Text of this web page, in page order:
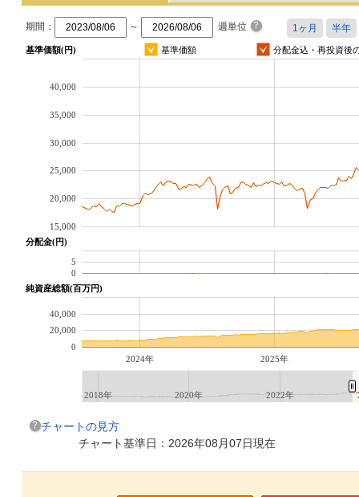
期間： ～ 週単位
基準価額(円) 基準価額 分配金込・再投資後
15,000
20,000
25,000
30,000
35,000
40,000
分配金(円)
0
5
純資産総額(百万円)
2024年 2025年
0
20,000
40,000
2018年 2020年 2022年
チャートの見方
チャート基準日：2026年08月07日現在